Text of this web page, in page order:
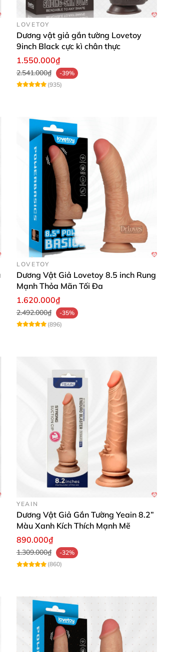
này. Đừng chần chừ, hãy mua
LOVETOY
Dương vật giả gắn tường Lovetoy
9inch Black cực kì chân thực
1.550.000₫
2.541.000₫
-39%
(935)
LOVETOY
Dương Vật Giả Lovetoy 8.5 inch Rung
Mạnh Thỏa Mãn Tối Đa
1.620.000₫
2.492.000₫
-35%
(896)
YEAIN
Dương Vật Giả Gắn Tường Yeain 8.2”
Màu Xanh Kích Thích Mạnh Mẽ
890.000₫
1.309.000₫
-32%
(860)